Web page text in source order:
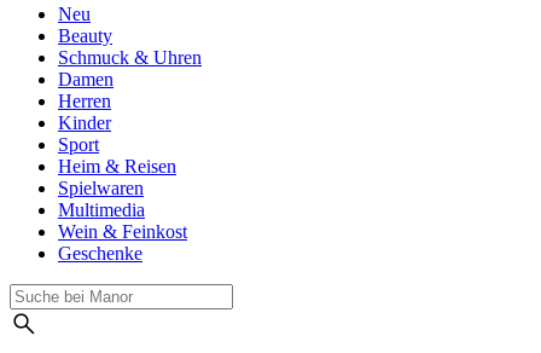
Neu
Beauty
Schmuck & Uhren
Damen
Herren
Kinder
Sport
Heim & Reisen
Spielwaren
Multimedia
Wein & Feinkost
Geschenke